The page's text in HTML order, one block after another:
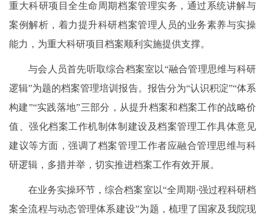
重大科研项目全生命周期档案管理实务，通过系统讲解与
案例解析，着力提升科研档案管理人员的业务素养与实操
能力，为重大科研项目档案顺利实施提供支撑。
与会人员首先听取综合档案室以“融合管理思维与科研
逻辑”为题的档案管理培训报告。报告分为“认识积淀”“体系
构建”“实践落地”三部分，从提升档案和档案工作的战略价
值、强化档案工作机制体制建设及档案管理工作具体意见
建议等方面，强调了档案管理工作者应融合管理思维与科
研逻辑，多措并举，切实推进档案工作有效开展。
在业务实操环节，综合档案室以“全周期·强过程科研档
案全流程与动态管理体系建设”为题，梳理了国家及我院现